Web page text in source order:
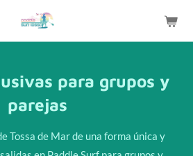
para grupos y
parejas
Tossa de Mar de una forma única y